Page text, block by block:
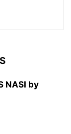
NASI by